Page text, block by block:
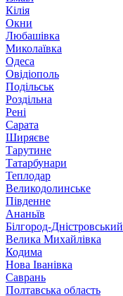
Кілія
Окни
Любашівка
Миколаївка
Одеса
Овідіополь
Подільськ
Роздільна
Рені
Сарата
Ширяєве
Тарутине
Татарбунари
Теплодар
Великодолинське
Південне
Ананьїв
Білгород-Дністровський
Велика Михайлівка
Кодима
Нова Іванівка
Саврань
Полтавська область